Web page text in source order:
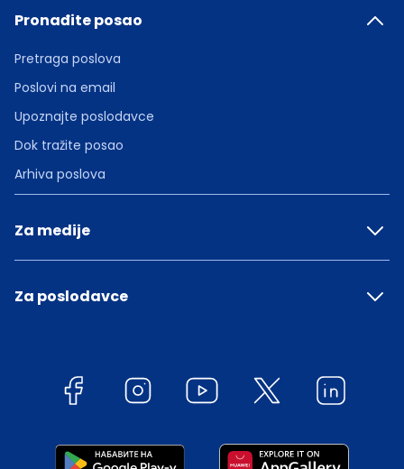
Pronađite posao
Pretraga poslova
Poslovi na email
Upoznajte poslodavce
Dok tražite posao
Arhiva poslova
Za medije
Za poslodavce